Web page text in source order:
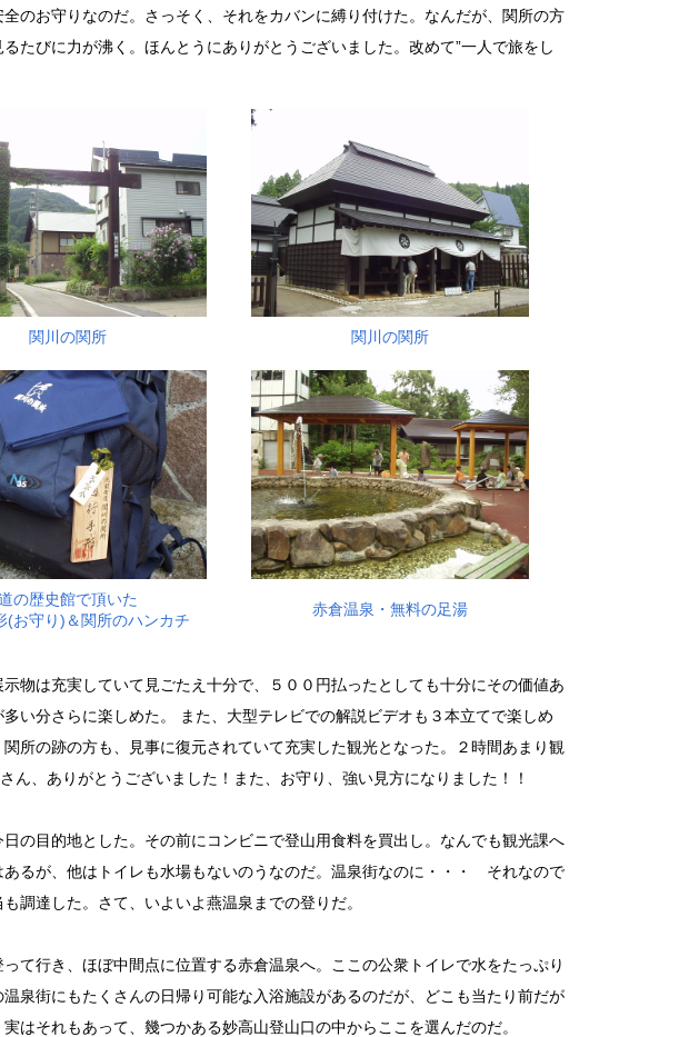
のお守りなのだ。さっそく、それをカバンに縛り付けた。なんだが、関所の方
たびに力が沸く。ほんとうにありがとうございました。改めて”一人で旅をし
関川の関所 関川の関所
の歴史館で頂いた
(お守り)＆関所のハンカチ
赤倉温泉・無料の足湯
物は充実していて見ごたえ十分で、５００円払ったとしても十分にその価値あ
い分さらに楽しめた。 また、大型テレビでの解説ビデオも３本立てで楽しめ
所の跡の方も、見事に復元されていて充実した観光となった。２時間あまり観
ん、ありがとうございました！また、お守り、強い見方になりました！！
の目的地とした。その前にコンビニで登山用食料を買出し。なんでも観光課へ
るが、他はトイレも水場もないのうなのだ。温泉街なのに・・・ それなので
調達した。さて、いよいよ燕温泉までの登りだ。
て行き、ほぼ中間点に位置する赤倉温泉へ。ここの公衆トイレで水をたっぷり
泉街にもたくさんの日帰り可能な入浴施設があるのだが、どこも当たり前だが
はそれもあって、幾つかある妙高山登山口の中からここを選んだのだ。